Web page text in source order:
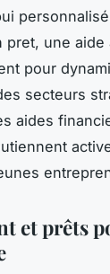
une aide
pour
secteurs
aides
et prêts